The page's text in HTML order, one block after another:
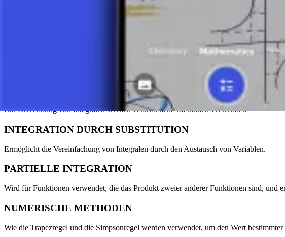
Dies ist die Grundform des Integrals, die uns eine Funktion liefert. Das unbestimmte
Ableitung f(x) ist. Wir schreiben es als ∫f(x) dx, wobei f(x) die zu integrierende
Dieser Typ des Integrals gibt uns einen Zahlenwert und wird zur Berechnung von
b] f(x) dx (Integral von a bis b über f(x) dx), wobei a und b die Grenzen des Intervalls
METHODEN ZUR BERECHNUNG VON
Zur Berechnung von Integralen werden verschiedene Methoden verwendet:
INTEGRATION DURCH SUBSTITUTION
Ermöglicht die Vereinfachung von Integralen durch den Austausch von Variablen.
PARTIELLE INTEGRATION
Wird für Funktionen verwendet, die das Produkt zweier anderer Funktionen sind,
NUMERISCHE METHODEN
Wie die Trapezregel und die Simpsonregel werden verwendet, um den Wert